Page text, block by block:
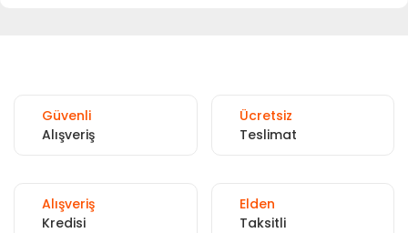
Güvenli
Alışveriş
Ücretsiz
Teslimat
Alışveriş
Kredisi
Elden
Taksitli